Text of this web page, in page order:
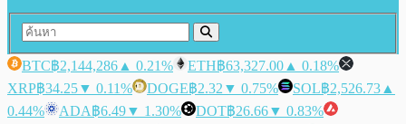
BTC฿2,144,286 ▲ 0.21% ETH฿63,327.00 ▲ 0.18%
XRP฿34.25▼ 0.11% DOGE฿2.32 ▼ 0.75% SOL฿2,526.73 ▲
0.44%
ADA฿6.49▼ 1.30% DOT฿26.66▼ 0.83%